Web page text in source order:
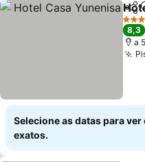
3
8,3
a
Selecione as datas para
exatos.